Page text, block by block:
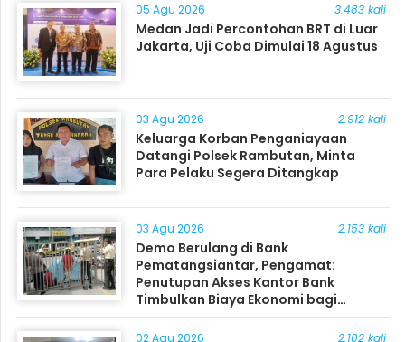
05 Agu 2026 3.483 kali
Medan Jadi Percontohan BRT di Luar
Jakarta, Uji Coba Dimulai 18 Agustus
03 Agu 2026 2.912 kali
Keluarga Korban Penganiayaan
Datangi Polsek Rambutan, Minta
Para Pelaku Segera Ditangkap
03 Agu 2026 2.153 kali
Demo Berulang di Bank
Pematangsiantar, Pengamat:
Penutupan Akses Kantor Bank
Timbulkan Biaya Ekonomi bagi
Masyarakat
02 Agu 2026 2.102 kali